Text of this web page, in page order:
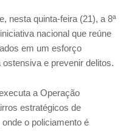
nesta quinta-feira (21), a 8ª
nacional que reúne
em um esforço
e prevenir delitos.
a Operação
estratégicos de
o policiamento é